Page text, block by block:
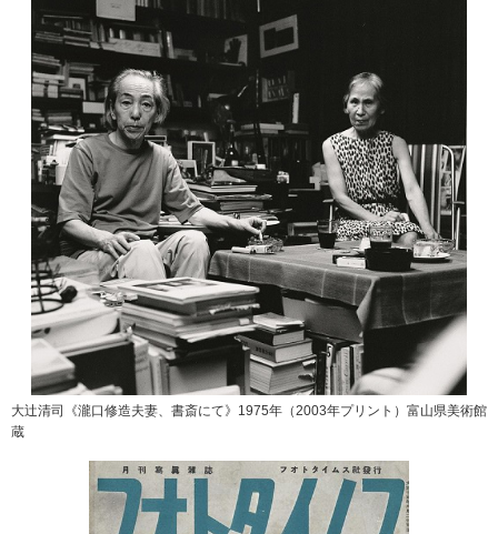
大辻清司《瀧口修造夫妻、書斎にて》1975年（2003年プリント）富山県美術館
蔵